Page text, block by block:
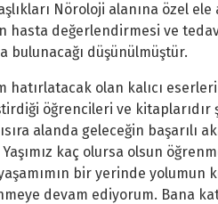
Nöroloji alanına özel ele
hasta değerlendirmesi ve
bulunacağı düşünülmüştür.
hatırlatacak olan kalıcı
öğrencileri ve
alanda geleceğin başarılı
kaç olursa olsun
bir yerinde yolumun
devam ediyorum. Bana